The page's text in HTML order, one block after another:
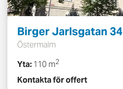
Birger Jarlsgatan 34
Östermalm
Yta:110 m2
Kontakta för offert